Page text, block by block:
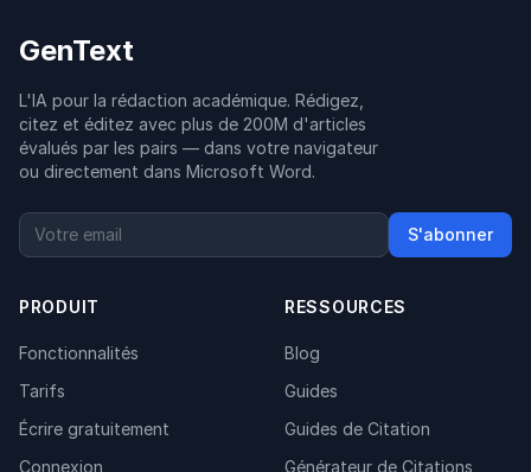
GenText
L'IA pour la rédaction académique. Rédigez,
citez et éditez avec plus de 200M d'articles
évalués par les pairs — dans votre navigateur
ou directement dans Microsoft Word.
S'abonner
PRODUIT
Fonctionnalités
Tarifs
Écrire gratuitement
Connexion
RESSOURCES
Blog
Guides
Guides de Citation
Générateur de Citations